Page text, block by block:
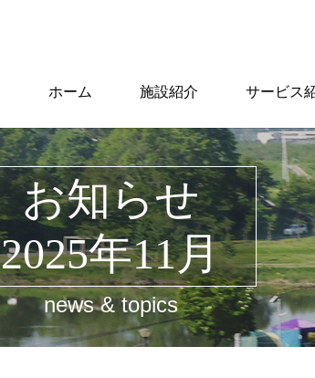
ホーム 施設紹介 サービス
お知らせ
2025年11月
news & topics